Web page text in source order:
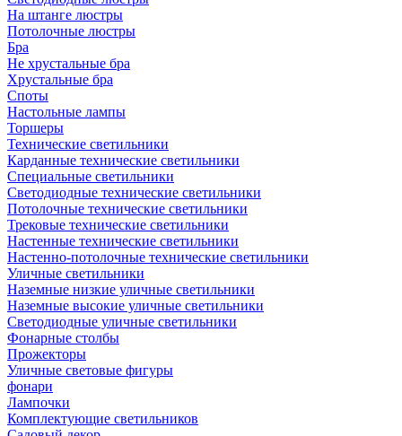
На штанге люстры
Потолочные люстры
Бра
Не хрустальные бра
Хрустальные бра
Споты
Настольные лампы
Торшеры
Технические светильники
Карданные технические светильники
Специальные светильники
Светодиодные технические светильники
Потолочные технические светильники
Трековые технические светильники
Настенные технические светильники
Настенно-потолочные технические светильники
Уличные светильники
Наземные низкие уличные светильники
Наземные высокие уличные светильники
Светодиодные уличные светильники
Фонарные столбы
Прожекторы
Уличные световые фигуры
фонари
Лампочки
Комплектующие светильников